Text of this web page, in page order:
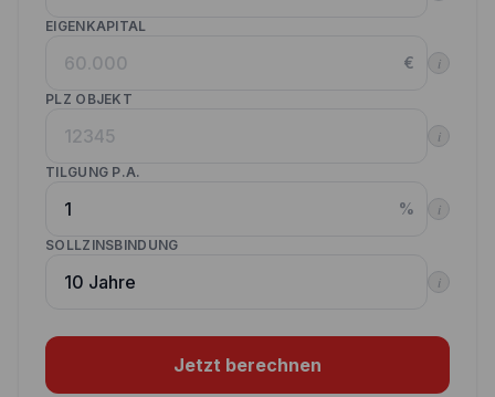
Kontakt
EIGENKAPITAL
€ i
PLZ OBJEKT
i
TILGUNG P.A.
% i
SOLLZINSBINDUNG
i
Jetzt berechnen